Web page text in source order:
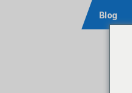
Blog